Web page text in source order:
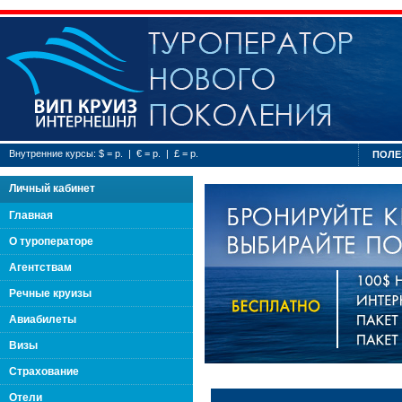
Туроператор нового
Внутренние курсы: $ = р. | € = р. | £ = р.
Личный кабинет
Главная
О туроператоре
Агентствам
Речные круизы
Авиабилеты
Визы
Страхование
Отели